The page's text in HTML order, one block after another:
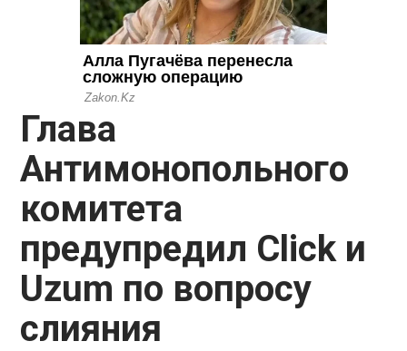
Глава
Антимонопольного
комитета
предупредил Click и
Uzum по вопросу
слияния